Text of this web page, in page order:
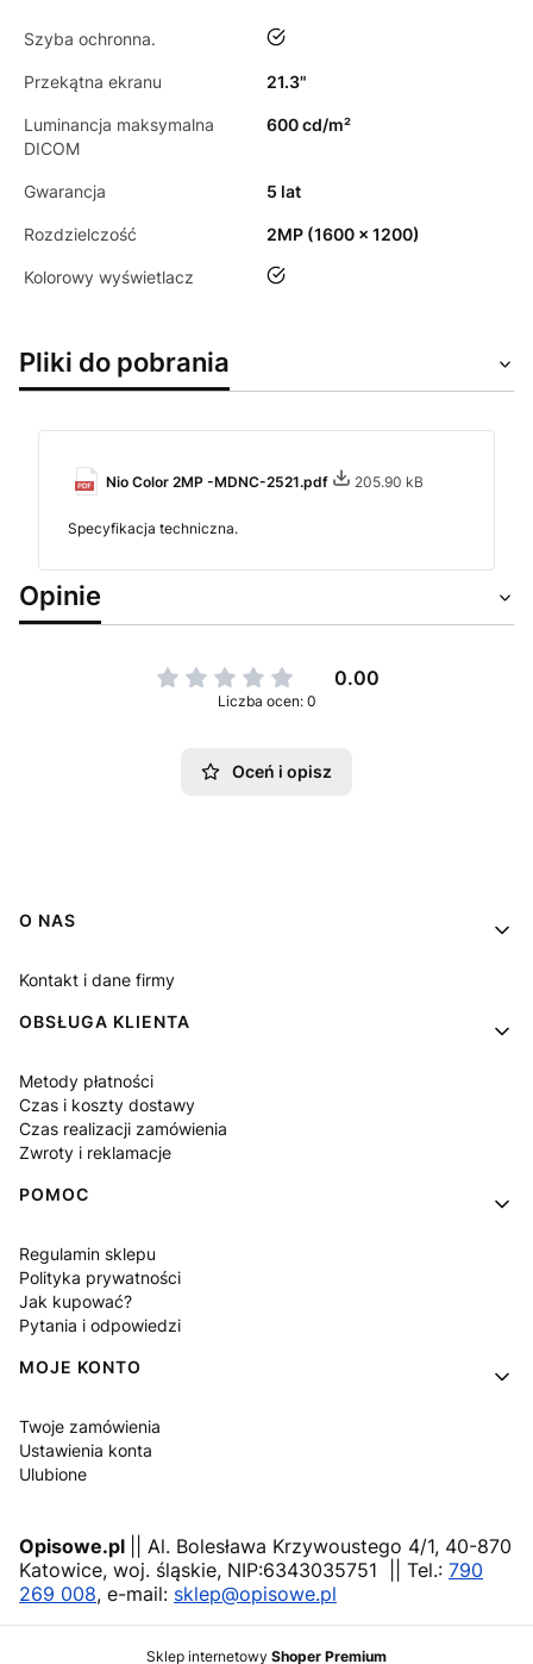
Szyba ochronna. tak
Przekątna ekranu 21.3"
Luminancja maksymalna
DICOM
600 cd/m²
Gwarancja 5 lat
Rozdzielczość 2MP (1600 x 1200)
Kolorowy wyświetlacz tak
Pliki do pobrania
Nio Color 2MP -MDNC-2521.pdf 205.90 kB
Specyfikacja techniczna.
Opinie
0.00
Liczba ocen: 0
Oceń i opisz
Linki w stopce
O NAS
Kontakt i dane firmy
OBSŁUGA KLIENTA
Metody płatności
Czas i koszty dostawy
Czas realizacji zamówienia
Zwroty i reklamacje
POMOC
Regulamin sklepu
Polityka prywatności
Jak kupować?
Pytania i odpowiedzi
MOJE KONTO
Twoje zamówienia
Ustawienia konta
Ulubione
Opisowe.pl
|| Al. Bolesława Krzywoustego 4/1, 40-870
Katowice, woj. śląskie, NIP:6343035751 || Tel.: 790
269 008, e-mail: sklep@opisowe.pl
Sklep internetowy Shoper Premium